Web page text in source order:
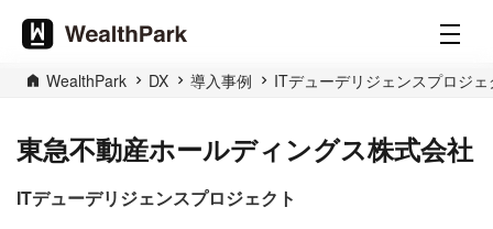
WealthPark DX 導入事例 ITデューデリジェンスプロジェ
東急不動産ホールディングス株式会社
ITデューデリジェンスプロジェクト